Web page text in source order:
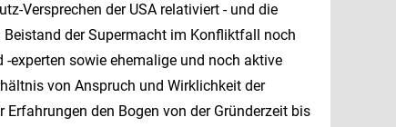
Versprechen der USA relativiert - und die
der Supermacht im Konfliktfall noch
experten sowie ehemalige und noch aktive
von Anspruch und Wirklichkeit der
den Bogen von der Gründerzeit bis